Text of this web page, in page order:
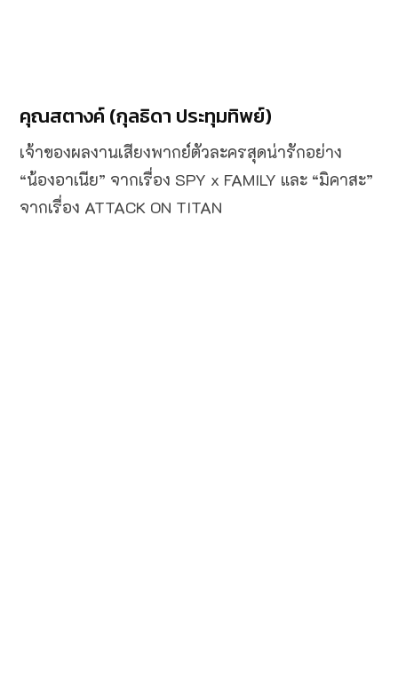
คุณสตางค์ (กุลธิดา ประทุมทิพย์)
เจ้าของผลงานเสียงพากย์ตัวละครสุดน่ารักอย่าง
“น้องอาเนีย” จากเรื่อง SPY x FAMILY และ “มิคาสะ”
จากเรื่อง ATTACK ON TITAN